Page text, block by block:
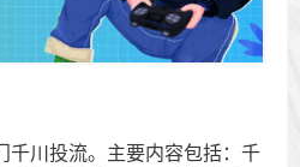
千川投流。主要内容包括：千